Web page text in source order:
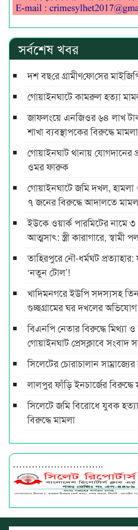
সর্বশেষ খবর
দশ বছ‌রে গ্রামীণ‌ফো‌সের
গোয়াইনঘাটে কামরুল হত্যা
জাফলংয়ে এনজিওর ৬৪ লাখ
শাখা ব্যবস্থাপকের বিরুদ্ধে মামলা
গোয়াইনঘাট থানায় যোগদানের
ওমর ফারুক
গোয়াইনঘাটে জমি দখল,
৭ জনের বিরুদ্ধে আদালতে
ইউকে ওয়ার্ক পারমিটের নামে
আত্মসাৎ: স্ত্রী কারাগারে, স্বামী
তাহিরপুরে নৌ-ধর্মঘট
‘নতুন টোল’!
খাদিমনগরে ইউপি সদস্যসহ
গুচ্ছগ্রামের ঘর দখলের অভিযোগ
বিএনপি নেতার বিরুদ্ধে মিথ্যা ও
গোয়াইনঘাট প্রেসক্লাবে সংবাদ
সিলেটের চোরাচালান
লালপুর ফাঁড়ি ইনচার্জের
সিলেটে জমি বিরোধে যুবক
বিরুদ্ধে মামলা
………………………..